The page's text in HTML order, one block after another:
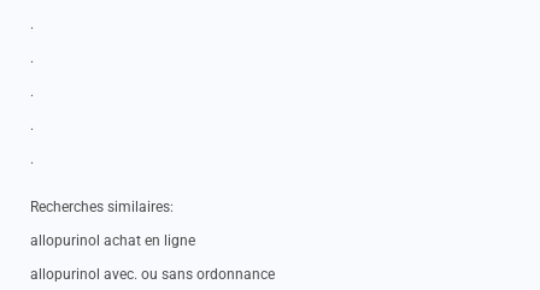
.
.
.
.
.
Recherches similaires:
allopurinol achat en ligne
allopurinol avec. ou sans ordonnance